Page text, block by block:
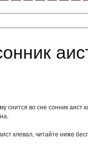
снится во сне сонник
клевал, читайте ниже